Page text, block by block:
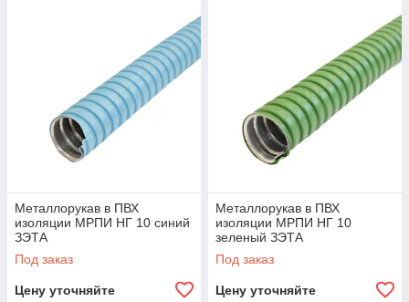
Металлорукав в ПВХ
изоляции МРПИ НГ 10 синий
ЗЭТА
Под заказ
Цену уточняйте
Металлорукав в ПВХ
изоляции МРПИ НГ 10
зеленый ЗЭТА
Под заказ
Цену уточняйте